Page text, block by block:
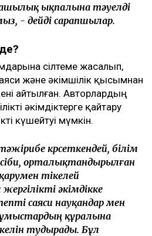
ықпалына тәуелді
- дейді сарапшылар.
сілтеме жасалып,
және әкімшілік қысымнан
айтылған. Авторлардың
әкімдіктерге қайтару
күшейтуі мүмкін.
көрсеткендей, білім
орталықтандырылған
тікелей
әкімдікке
саяси науқандар мен
құралына
тудырады. Бұл